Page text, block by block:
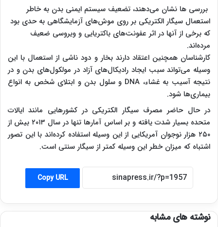
بررسی ها نشان می‌دهند، تضعیف سیستم‌ ایمنی بدن به خاطر
استعمال سیگار الکتریکی بر روی موش‌های آزمایشگاهی به حدی بود
که برخی از آنها در اثر عفونت‌های باکتریایی و ویروسی ضعیف
مرده‌اند.
کارشناسان همچنین اعتقاد دارند بخار و دود ناشی از استعمال با این
وسیله می‌تواند سبب ایجاد رادیکال‌های آزاد در مولکول‌های بدن و در
نتیجه آسیب به غشاء، DNA و سلول بدن و ابتلای شخص به انواع
بیماری‌ها شود.
در حال حاضر مصرف سیگار الکتریکی در کشورهایی مانند ایالات
متحده بسیار شدت یافته و بر اساس آمارها تنها در سال ۲۰۱۳ بیش از
۲۵۰ هزار نوجوان آمریکایی از این وسیله استفاده کرده‌اند با این تصور
اشتباه که میزان خطر این وسیله کمتر از سیگار سنتی است.
Copy URL
نوشته های مشابه